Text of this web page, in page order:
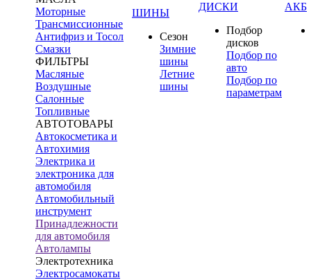
Моторные
Трансмиссионные
Антифриз и Тосол
Смазки
ФИЛЬТРЫ
Масляные
Воздушные
Салонные
Топливные
АВТОТОВАРЫ
Автокосметика и
Автохимия
Электрика и
электроника для
автомобиля
Автомобильный
инструмент
Принадлежности
для автомобиля
Автолампы
Электротехника
Электросамокаты
ШИНЫ
Сезон
Зимние
шины
Летние
шины
ДИСКИ
Подбор
дисков
Подбор по
авто
Подбор по
параметрам
АКБ